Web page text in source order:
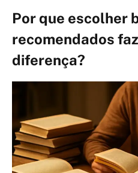
Por que escolher
recomendados
diferença?